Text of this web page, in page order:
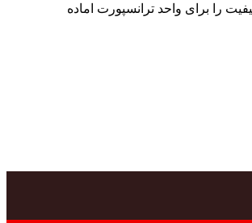
و ازمایشگاه,بتن با کیفیت را برای واحد ترانسپورت اماده